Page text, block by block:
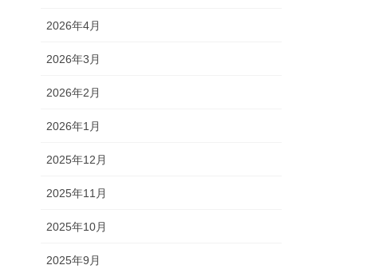
2026年4月
2026年3月
2026年2月
2026年1月
2025年12月
2025年11月
2025年10月
2025年9月